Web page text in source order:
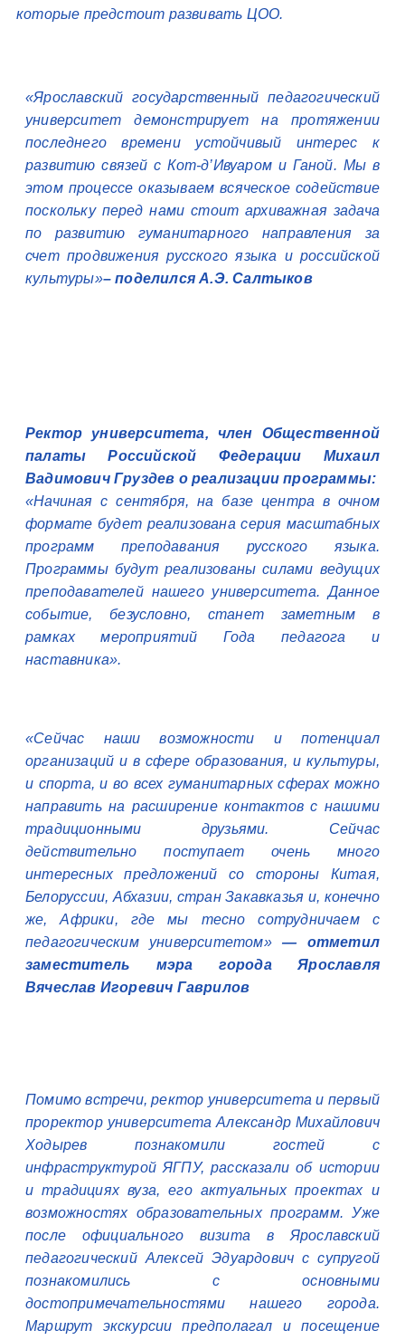
которые предстоит развивать ЦОО.
«Ярославский государственный педагогический
университет демонстрирует на протяжении
последнего времени устойчивый интерес к
развитию связей с Кот-д’Ивуаром и Ганой. Мы в
этом процессе оказываем всяческое содействие
поскольку перед нами стоит архиважная задача
по развитию гуманитарного направления за
счет продвижения русского языка и российской
культуры»– поделился А.Э. Салтыков
Ректор университета, член Общественной
палаты Российской Федерации Михаил
Вадимович Груздев о реализации программы:
«Начиная с сентября, на базе центра в очном
формате будет реализована серия масштабных
программ преподавания русского языка.
Программы будут реализованы силами ведущих
преподавателей нашего университета. Данное
событие, безусловно, станет заметным в
рамках мероприятий Года педагога и
наставника».
«Сейчас наши возможности и потенциал
организаций и в сфере образования, и культуры,
и спорта, и во всех гуманитарных сферах можно
направить на расширение контактов с нашими
традиционными друзьями. Сейчас
действительно поступает очень много
интересных предложений со стороны Китая,
Белоруссии, Абхазии, стран Закавказья и, конечно
же, Африки, где мы тесно сотрудничаем с
педагогическим университетом»— отметил
заместитель мэра города Ярославля
Вячеслав Игоревич Гаврилов
Помимо встречи, ректор университета и первый
проректор университета Александр Михайлович
Ходырев познакомили гостей с
инфраструктурой ЯГПУ, рассказали об истории
и традициях вуза, его актуальных проектах и
возможностях образовательных программ. Уже
после официального визита в Ярославский
педагогический Алексей Эдуардович с супругой
познакомились с основными
достопримечательностями нашего города.
Маршрут экскурсии предполагал и посещение